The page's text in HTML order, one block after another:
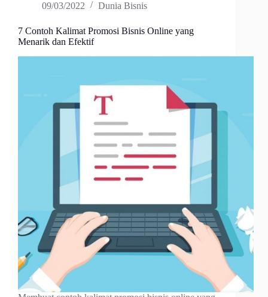
09/03/2022 Dunia Bisnis
7 Contoh Kalimat Promosi Bisnis Online yang
Menarik dan Efektif